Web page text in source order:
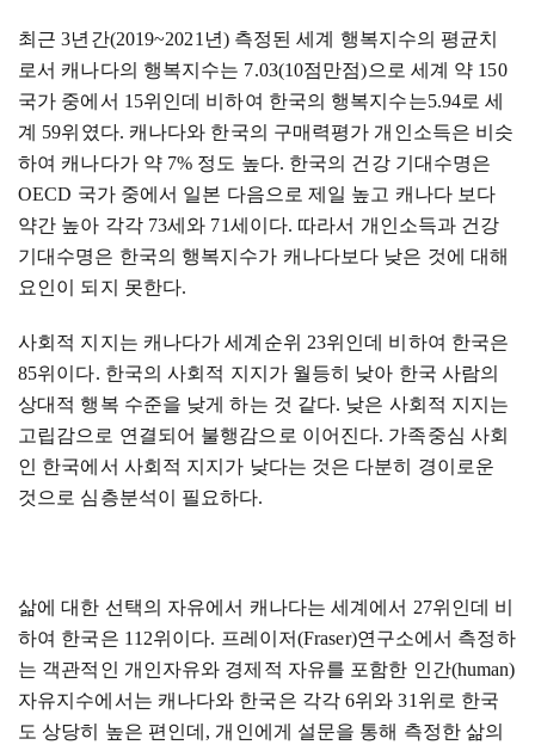
최근3년간(2019~2021 년) 측정된 세계 행복지수의 평균치
로서 캐나다의 행복지수는 7.03(10점만점)으로 세계 약 150
국가 중에서 15위인데 비하여 한국의 행복지수는5.94로 세
계 59위였다. 캐나다와 한국의 구매력평가 개인소득은 비슷
하여 캐나다가 약 7% 정도 높다. 한국의 건강 기대수명은
OECD 국가 중에서 일본 다음으로 제일 높고 캐나다 보다
약간 높아 각각 73세와 71세이다. 따라서 개인소득과 건강
기대수명은 한국의 행복지수가 캐나다보다 낮은 것에 대해
요인이 되지 못한다.
사회적 지지는 캐나다가 세계순위 23위인데 비하여 한국은
85위이다. 한국의 사회적 지지가 월등히 낮아 한국 사람의
상대적 행복 수준을 낮게 하는 것 같다. 낮은 사회적 지지는
고립감으로 연결되어 불행감으로 이어진다. 가족중심 사회
인 한국에서 사회적 지지가 낮다는 것은 다분히 경이로운
것으로 심층분석이 필요하다.
삶에 대한 선택의 자유에서 캐나다는 세계에서 27위인데 비
하여 한국은 112위이다. 프레이저(Fraser)연구소에서 측정하
는 객관적인 개인자유와 경제적 자유를 포함한 인간(human)
자유지수에서는 캐나다와 한국은 각각6위와31 위로 한국
도 상당히 높은 편인데 , 개인에게 설문을 통해 측정한 삶의